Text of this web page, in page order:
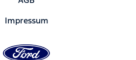
Impressum